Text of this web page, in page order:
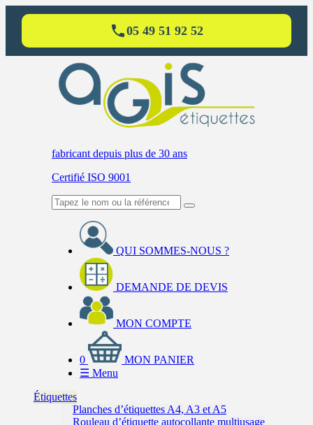
05 49 51 92 52
fabricant depuis plus de 30 ans
Certifié ISO 9001
QUI SOMMES-NOUS ?
DEMANDE DE DEVIS
MON COMPTE
0
MON PANIER
☰ Menu
Étiquettes
Planches d’étiquettes A4, A3 et A5
Rouleau d’étiquette autocollante multiusage